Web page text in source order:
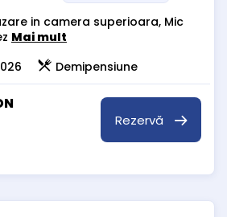
in camera superioara, Mic
Mai mult
Demipensiune
Rezervă